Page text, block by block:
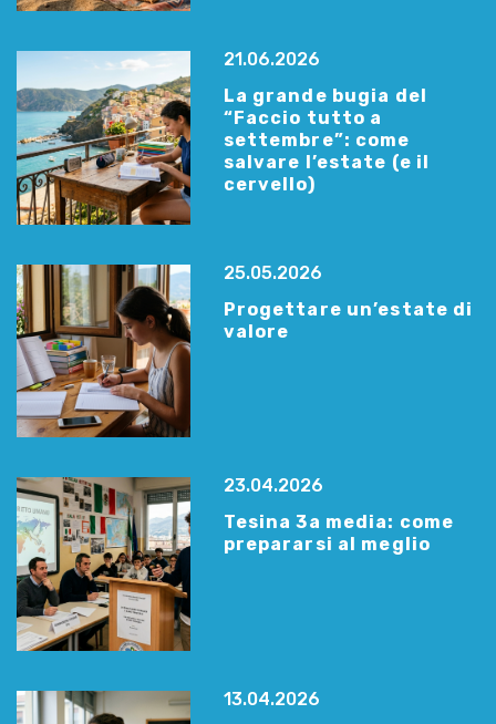
21.06.2026
La grande bugia del
“Faccio tutto a
settembre”: come
salvare l’estate (e il
cervello)
25.05.2026
Progettare un’estate di
valore
23.04.2026
Tesina 3a media: come
prepararsi al meglio
13.04.2026